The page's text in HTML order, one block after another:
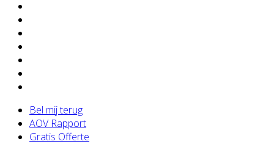
Bel mij terug
AOV Rapport
Gratis Offerte